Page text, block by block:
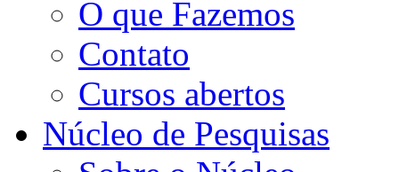
O que Fazemos
Contato
Cursos abertos
Núcleo de Pesquisas